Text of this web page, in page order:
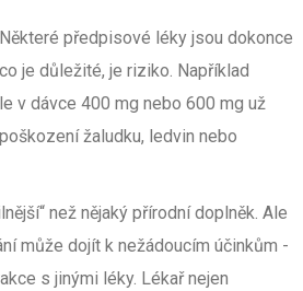
předpisové léky jsou dokonce
je důležité, je riziko. Například
v dávce 400 mg nebo 600 mg už
žaludku, ledvin nebo
než nějaký přírodní doplněk. Ale
může dojít k nežádoucím účinkům -
s jinými léky. Lékař nejen